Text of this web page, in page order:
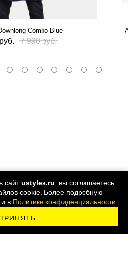
Combo Blue
7 990 руб.
сайтustyles.ru , вы соглашаетесь
cookie. Более подробную
в Политике конфиденциальности
ПРИНЯТЬ